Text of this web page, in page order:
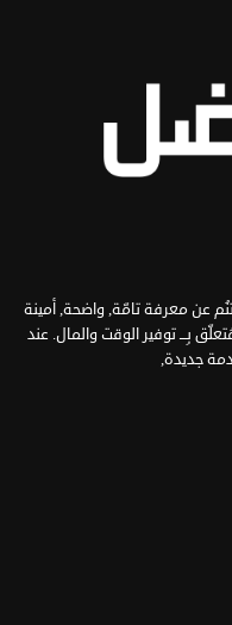
تنُم عن معرفة تامّة, واضحة, أمينة
بِـــ توفير الوقت والمال. عند
جديدة,